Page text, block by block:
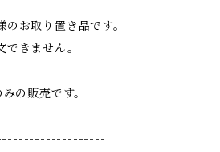
お取り置き品です。
きません。
の販売です。